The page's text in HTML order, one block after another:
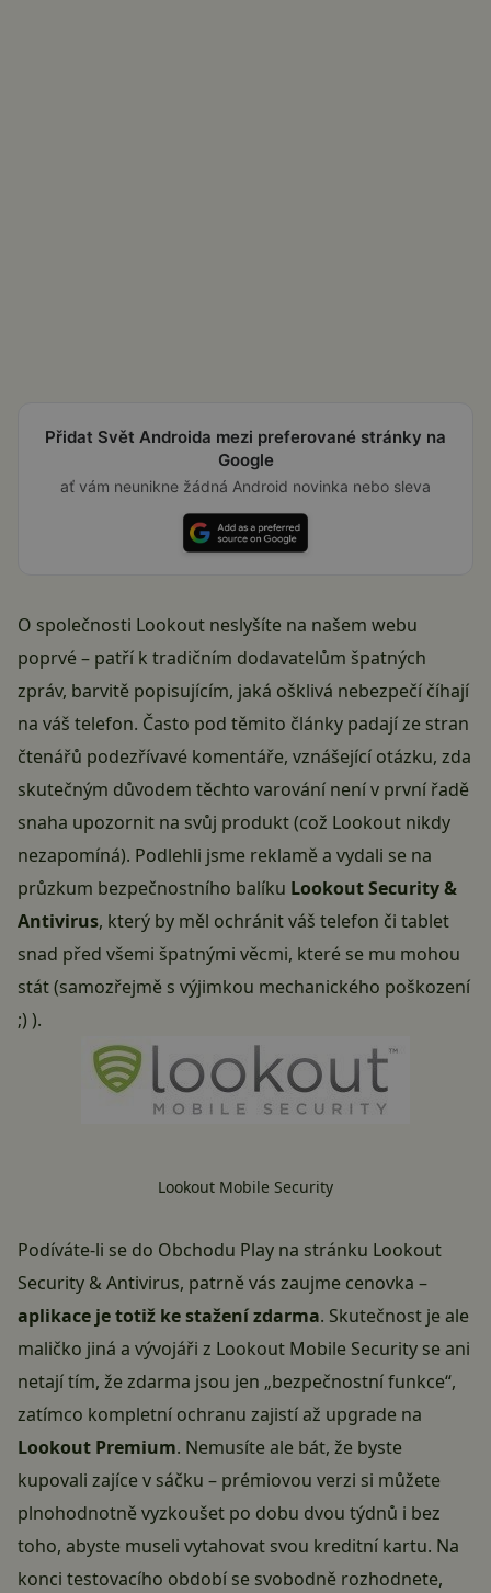
Přidat Svět Androida mezi preferované stránky na
Google
ať vám neunikne žádná Android novinka nebo sleva
O společnosti Lookout neslyšíte na našem webu
poprvé – patří k tradičním dodavatelům špatných
zpráv, barvitě popisujícím, jaká ošklivá nebezpečí číhají
na váš telefon. Často pod těmito články padají ze stran
čtenářů podezřívavé komentáře, vznášející otázku, zda
skutečným důvodem těchto varování není v první řadě
snaha upozornit na svůj produkt (což Lookout nikdy
nezapomíná). Podlehli jsme reklamě a vydali se na
průzkum bezpečnostního balíku Lookout Security &
Antivirus, který by měl ochránit váš telefon či tablet
snad před všemi špatnými věcmi, které se mu mohou
stát (samozřejmě s výjimkou mechanického poškození
;) ).
Lookout Mobile Security
Podíváte-li se do Obchodu Play na stránku Lookout
Security & Antivirus, patrně vás zaujme cenovka –
aplikace je totiž ke stažení zdarma. Skutečnost je ale
maličko jiná a vývojáři z Lookout Mobile Security se ani
netají tím, že zdarma jsou jen „bezpečnostní funkce“,
zatímco kompletní ochranu zajistí až upgrade na
Lookout Premium. Nemusíte ale bát, že byste
kupovali zajíce v sáčku – prémiovou verzi si můžete
plnohodnotně vyzkoušet po dobu dvou týdnů i bez
toho, abyste museli vytahovat svou kreditní kartu. Na
konci testovacího období se svobodně rozhodnete,